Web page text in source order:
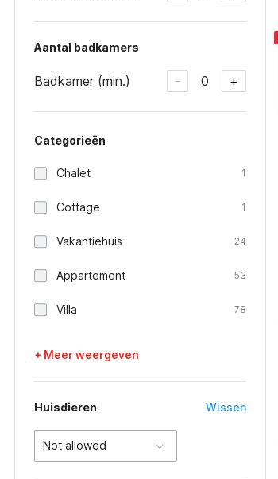
Aantal badkamers
Badkamer (min.) - 0 +
Categorieën
Chalet 1
Cottage 1
Vakantiehuis 24
Appartement 53
Villa 78
+ Meer weergeven
Huisdieren Wissen
Not allowed